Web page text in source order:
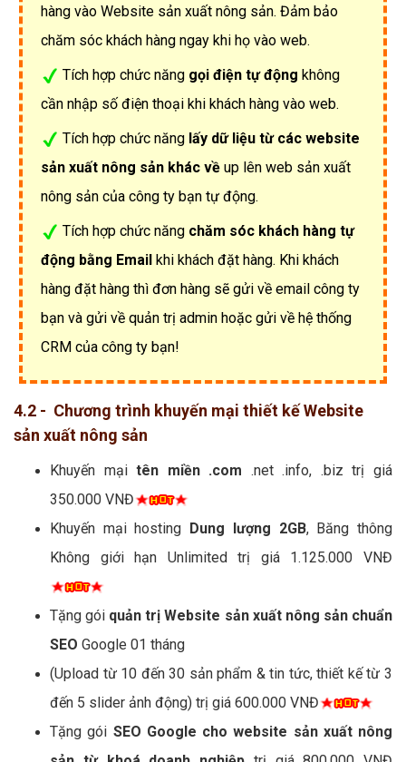
hàng vào Website sản xuất nông sản. Đảm bảo
chăm sóc khách hàng ngay khi họ vào web.
Tích hợp chức năng gọi điện tự động không
cần nhập số điện thoại khi khách hàng vào web.
Tích hợp chức năng lấy dữ liệu từ các website
sản xuất nông sản khác về up lên web sản xuất
nông sản của công ty bạn tự động.
Tích hợp chức năng chăm sóc khách hàng tự
động bằng Email khi khách đặt hàng. Khi khách
hàng đặt hàng thì đơn hàng sẽ gửi về email công ty
bạn và gửi về quản trị admin hoặc gửi về hệ thống
CRM của công ty bạn!
4.2 - Chương trình khuyến mại thiết kế Website
sản xuất nông sản
Khuyến mạitên miền .com .net .info, .biz trị giá
350.000 VNĐ
Khuyến mại hosting Dung lượng 2GB, Băng thông
Không giới hạn Unlimited trị giá 1.125.000 VNĐ
Tặng gói quản trị Website sản xuất nông sản chuẩn
SEO Google 01 tháng
(Upload từ 10 đến 30 sản phẩm & tin tức, thiết kế từ 3
đến 5 slider ảnh động) trị giá 600.000 VNĐ
Tặng gói SEO Google cho website sản xuất nông